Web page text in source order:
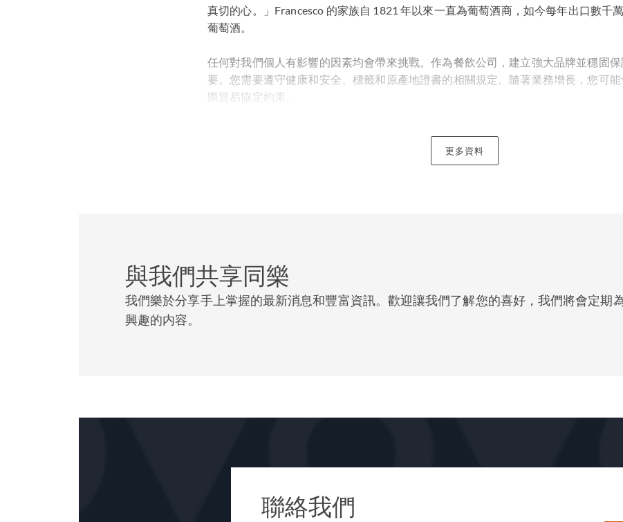
真切的心。」Francesco 的家族自 1821 年以來一直為葡萄酒商，如今每年出口數千
葡萄酒。
任何對我們個人有影響的因素均會帶來挑戰。作為餐飲公司，建立強大品牌並穩固
要。您需要遵守健康和安全、標籤和原產地證書的相關規定。隨著業務增長，您可
際貿易協定約束。
大的葡萄酒莊園，並為一家中東特色食品初創公司在其擴展到美國時建議瞭如何保護
近 Soho House & Co 將其產品從私人會員俱樂部擴展到包括 Pizza East 和 Chicken
品牌。
更多資料
與我們共享同樂
我們樂於分享手上掌握的最新消息和豐富資訊。歡迎讓我們了解您的喜好，我們將會定期
興趣的内容。
聯絡我們